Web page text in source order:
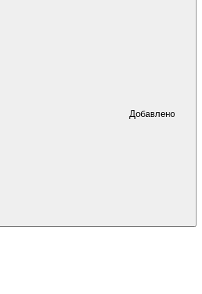
Добавлено